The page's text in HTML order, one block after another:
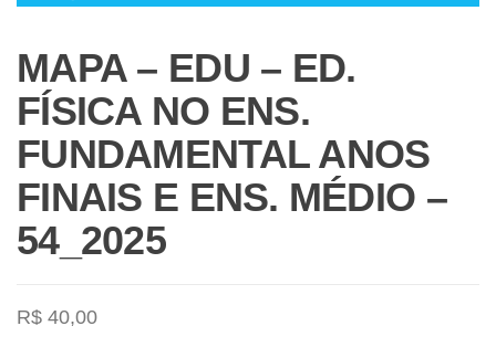
MAPA – EDU – ED.
FÍSICA NO ENS.
FUNDAMENTAL ANOS
FINAIS E ENS. MÉDIO –
54_2025
R$ 40,00